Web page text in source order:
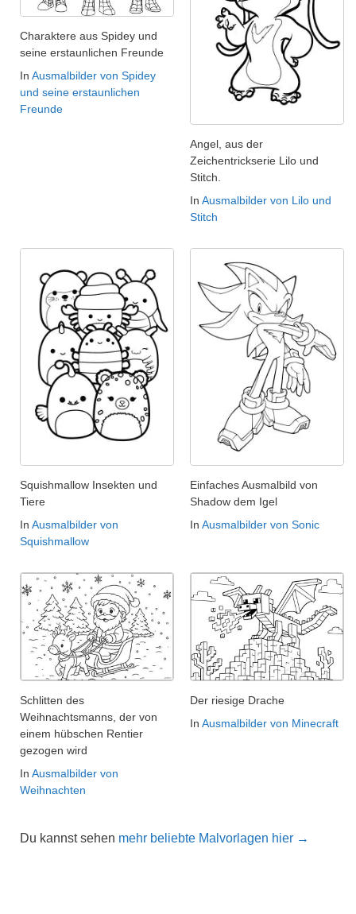
Charaktere aus Spidey und
seine erstaunlichen Freunde
In Ausmalbilder von Spidey
und seine erstaunlichen
Freunde
Angel, aus der
Zeichentrickserie Lilo und
Stitch.
In Ausmalbilder von Lilo und
Stitch
Squishmallow Insekten und
Tiere
In Ausmalbilder von
Squishmallow
Einfaches Ausmalbild von
Shadow dem Igel
In Ausmalbilder von Sonic
Schlitten des
Weihnachtsmanns, der von
einem hübschen Rentier
gezogen wird
In Ausmalbilder von
Weihnachten
Der riesige Drache
In Ausmalbilder von Minecraft
Du kannst sehen mehr beliebte Malvorlagen hier →